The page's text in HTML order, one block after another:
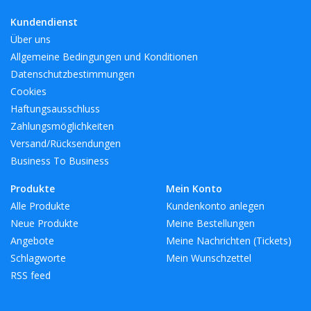
wunderbare Auswahl an Produkten für jeden Stil.
BreiteMM: 80
DiameterMM:
HöheMM: 197
LängeMM: 80
Kundendienst
Über uns
Allgemeine Bedingungen und Konditionen
Datenschutzbestimmungen
Cookies
Haftungsausschluss
Zahlungsmöglichkeiten
Versand/Rücksendungen
Business To Business
Produkte
Alle Produkte
Neue Produkte
Angebote
Schlagworte
RSS feed
Mein Konto
Kundenkonto anlegen
Meine Bestellungen
Meine Nachrichten (Tickets)
Mein Wunschzettel